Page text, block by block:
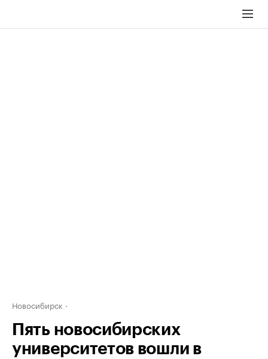
Новосибирск
Пять новосибирских
университетов вошли в